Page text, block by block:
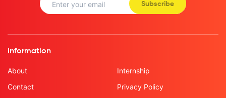
Subscribe
Information
About
Contact
Internship
Privacy Policy